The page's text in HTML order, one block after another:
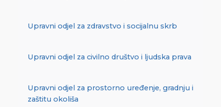
Upravni odjel za zdravstvo i socijalnu skrb
Upravni odjel za civilno društvo i ljudska prava
Upravni odjel za prostorno uređenje, gradnju i
zaštitu okoliša